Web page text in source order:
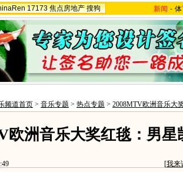
17173 焦点房地产 搜狗 新闻 -
频道首页 > 音乐专题 > 热点专题 > 2008MTV欧洲音乐大
欧洲音乐大奖红毯：男星
[我来